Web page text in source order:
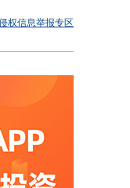
权信息举报专区